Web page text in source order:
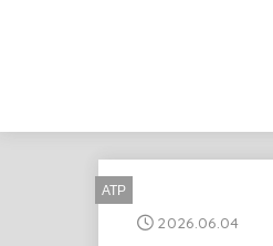
ATP
2026.06.04